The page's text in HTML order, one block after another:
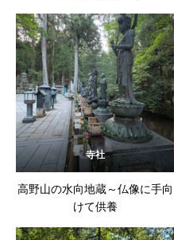
寺社
高野山の水向地蔵～仏像に手向
けて供養